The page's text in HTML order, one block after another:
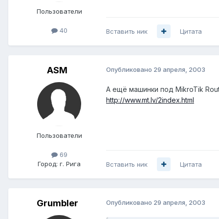
Пользователи
40 Вставить ник Цитата
ASM
Пользователи
69
Город: г. Рига
Опубликовано 29 апреля, 2003
А ещё машинки под MikroTik
http://www.mt.lv/2index.html
Вставить ник Цитата
Grumbler Опубликовано 29 апреля, 2003